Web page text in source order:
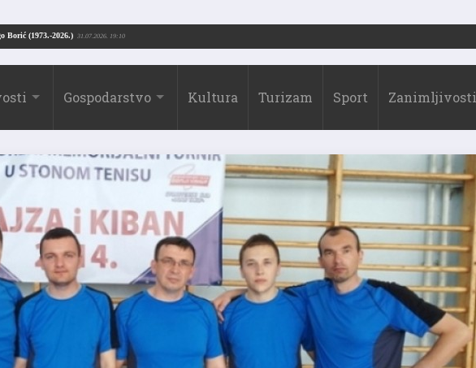
Drago Borić (1973.-2026.) 31.07.2026. 19:10
Gospodarstvo Kultura Turizam Sport Zanimljivosti